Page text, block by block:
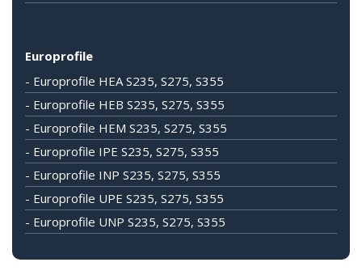
Europrofile
- Europrofile HEA S235, S275, S355
- Europrofile HEB S235, S275, S355
- Europrofile HEM S235, S275, S355
- Europrofile IPE S235, S275, S355
- Europrofile INP S235, S275, S355
- Europrofile UPE S235, S275, S355
- Europrofile UNP S235, S275, S355